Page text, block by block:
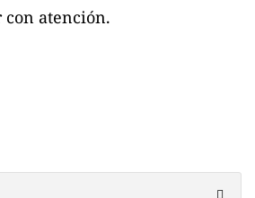
con atención.